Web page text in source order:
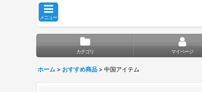
メニュー
カテゴリ マイページ
ホーム > おすすめ商品 > 中国アイテム